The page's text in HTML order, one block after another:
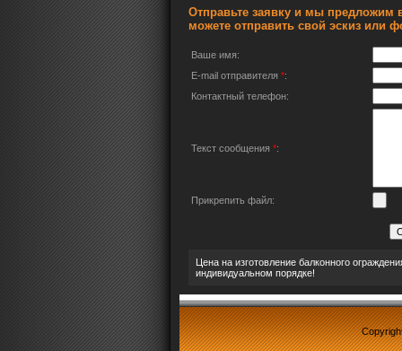
Отправьте заявку и мы предложим
можете отправить свой эскиз или
Ваше имя:
E-mail отправителя *:
Контактный телефон:
Текст сообщения *:
Прикрепить файл:
Цена на изготовление балконного
индивидуальном порядке!